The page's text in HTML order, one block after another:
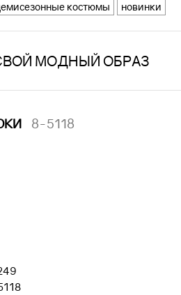
костюмы новинки
МОДНЫЙ ОБРАЗ
8-5118